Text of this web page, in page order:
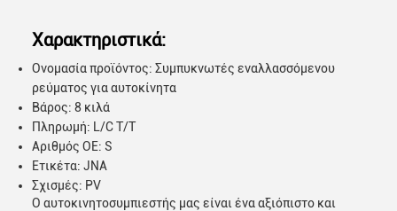
Χαρακτηριστικά:
Ονομασία προϊόντος: Συμπυκνωτές εναλλασσόμενου
ρεύματος για αυτοκίνητα
Βάρος: 8 κιλά
Πληρωμή: L/C T/T
Αριθμός ΟΕ: S
Ετικέτα: JNA
Σχισμές: PV
Ο αυτοκινητοσυμπιεστής μας είναι ένα αξιόπιστο και